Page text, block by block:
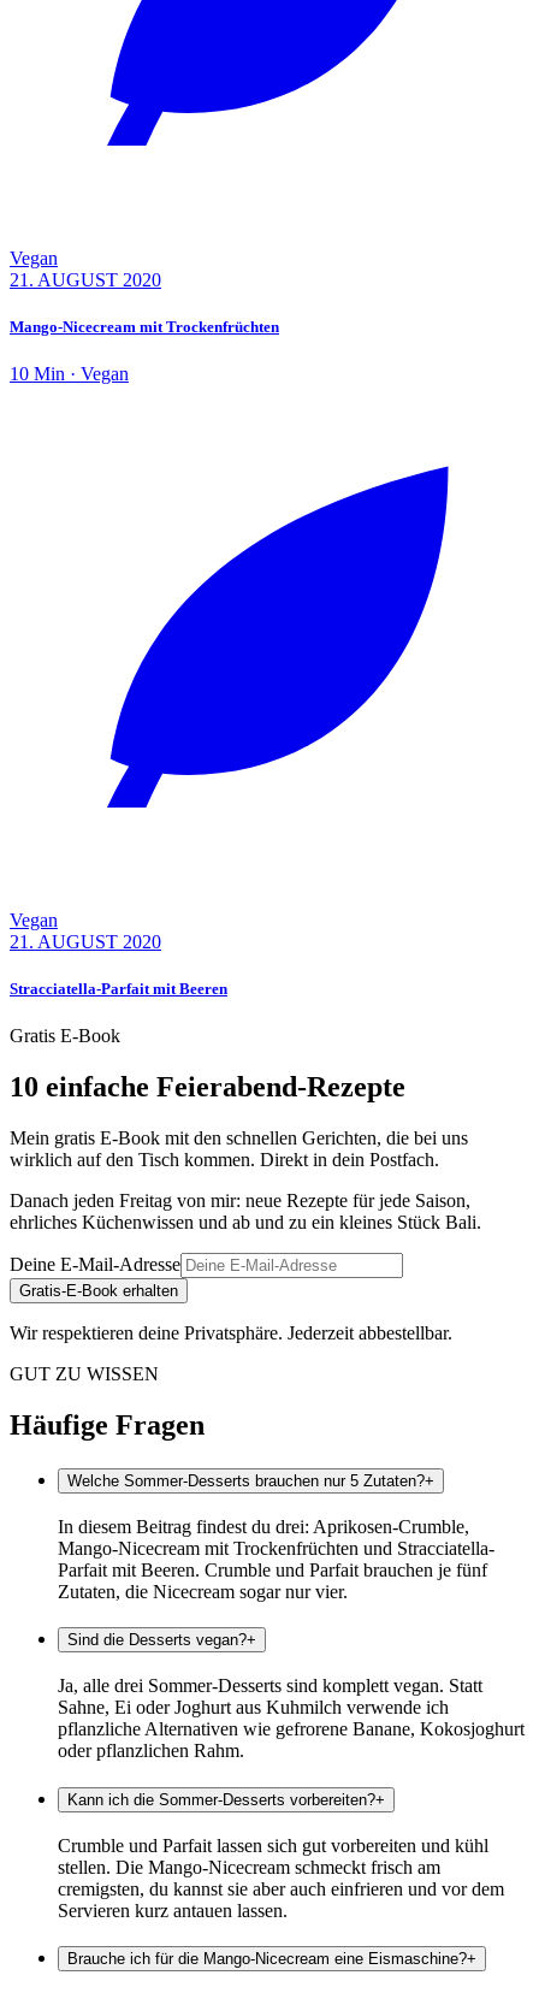
Vegan
21. AUGUST 2020
Mango-Nicecream mit Trockenfrüchten
10 Min · Vegan
Vegan
21. AUGUST 2020
Stracciatella-Parfait mit Beeren
Gratis E-Book
10 einfache Feierabend-Rezepte
Mein gratis E-Book mit den schnellen Gerichten, die bei uns
wirklich auf den Tisch kommen. Direkt in dein Postfach.
Danach jeden Freitag von mir: neue Rezepte für jede Saison,
ehrliches Küchenwissen und ab und zu ein kleines Stück Bali.
Deine E-Mail-Adresse
Gratis-E-Book erhalten
Wir respektieren deine Privatsphäre. Jederzeit abbestellbar.
GUT ZU WISSEN
Häufige Fragen
Welche Sommer-Desserts brauchen nur 5 Zutaten?+
In diesem Beitrag findest du drei: Aprikosen-Crumble,
Mango-Nicecream mit Trockenfrüchten und Stracciatella-
Parfait mit Beeren. Crumble und Parfait brauchen je fünf
Zutaten, die Nicecream sogar nur vier.
Sind die Desserts vegan?+
Ja, alle drei Sommer-Desserts sind komplett vegan. Statt
Sahne, Ei oder Joghurt aus Kuhmilch verwende ich
pflanzliche Alternativen wie gefrorene Banane, Kokosjoghurt
oder pflanzlichen Rahm.
Kann ich die Sommer-Desserts vorbereiten?+
Crumble und Parfait lassen sich gut vorbereiten und kühl
stellen. Die Mango-Nicecream schmeckt frisch am
cremigsten, du kannst sie aber auch einfrieren und vor dem
Servieren kurz antauen lassen.
Brauche ich für die Mango-Nicecream eine Eismaschine?+